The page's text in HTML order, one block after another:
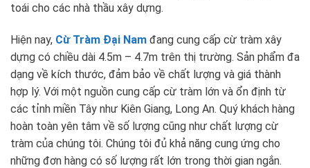
toái cho các nhà thầu xây dựng.
Hiện nay, Cừ Tràm Đại Nam đang cung cấp cừ tràm xây
dựng có chiều dài 4.5m – 4.7m trên thị trường. Sản phẩm đa
dạng về kích thước, đảm bảo về chất lượng và giá thành
hợp lý. Với một nguồn cung cấp cừ tràm lớn và ổn định từ
các tỉnh miền Tây như Kiên Giang, Long An. Quý khách hàng
hoàn toàn yên tâm về số lượng cũng như chất lượng cừ
tràm của chúng tôi. Chúng tôi đủ khả năng cung ứng cho
những đơn hàng có số lượng rất lớn trong thời gian ngắn.